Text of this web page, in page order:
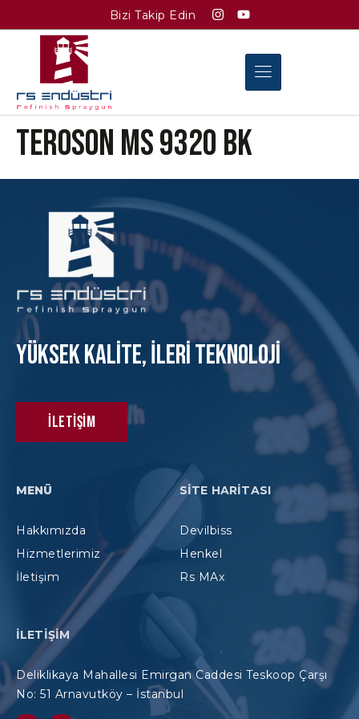
Bizi Takip Edin
TEROSON MS 9320 BK
Yüksek KAlite, İleri Teknoloji
İletişim
MENÜ
Hakkımızda
Hizmetlerimiz
İletişim
SITE HARITASI
Devilbiss
Henkel
Rs MAx
İLETIŞIM
Deliklikaya Mahallesi Emirgan Caddesi Teskoop Çarşı
No: 51 Arnavutköy – İstanbul